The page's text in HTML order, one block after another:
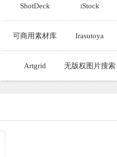
ShotDeck iStock
可商用素材库
1000万+
Irasutoya
Artgrid 无版权图片搜索